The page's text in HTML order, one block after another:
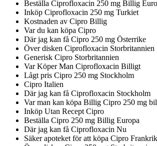
Beställa Ciprofloxacin 250 mg Billig
Inköp Ciprofloxacin 250 mg Turkiet
Kostnaden av Cipro Billig
Var du kan köpa Cipro
Där jag kan få Cipro 250 mg Österrike
Över disken Ciprofloxacin Storbritannien
Generisk Cipro Storbritannien
Var Köper Man Ciprofloxacin Billigt
Lågt pris Cipro 250 mg Stockholm
Cipro Italien
Där jag kan få Ciprofloxacin Stockholm
Var man kan köpa Billig Cipro 250 mg
Inköp Utan Recept Cipro
Beställa Cipro 250 mg Billig Europa
Där jag kan få Ciprofloxacin Nu
Säker apoteket för att köpa Cipro